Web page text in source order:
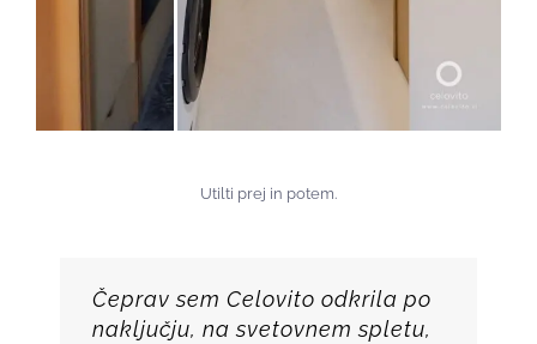
Utilti prej in potem.
Čeprav sem Celovito odkrila po
naključju, na svetovnem spletu,